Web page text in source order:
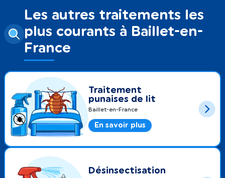
Les autres traitements les
plus courants à Baillet-en-
France
Traitement
punaises de lit
Baillet-en-France
En savoir plus
Désinsectisation